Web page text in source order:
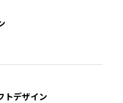
トデザイン